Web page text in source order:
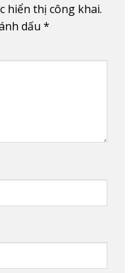
hiển thị công khai.
dấu *